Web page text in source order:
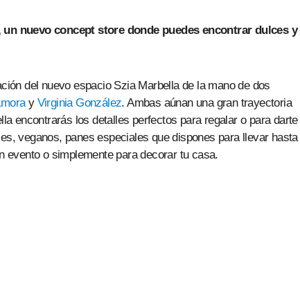
nuevo concept store donde puedes encontrar dulces y
del nuevo espacio Szia Marbella de la mano de dos
y Virginia González. Ambas aúnan una gran trayectoria
encontrarás los detalles perfectos para regalar o para darte
veganos, panes especiales que dispones para llevar hasta
evento o simplemente para decorar tu casa.